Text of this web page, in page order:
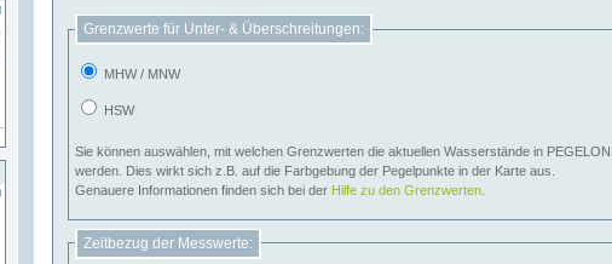
Grenzwerte für Unter- & Überschreitungen:
MHW / MNW
HSW
Sie können auswählen, mit welchen Grenzwerten die aktuellen Wasserstände in
werden. Dies wirkt sich z.B. auf die Farbgebung der Pegelpunkte in der Karte aus.
Genauere Informationen finden sich bei der Hilfe zu den Grenzwerten
Zeitbezug der Messwerte: